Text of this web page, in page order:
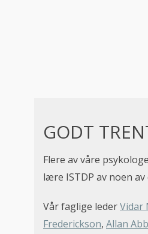
GODT
Flere av våre
lære ISTDP av noen
Vår faglige lederVidar
Frederickson, Allan